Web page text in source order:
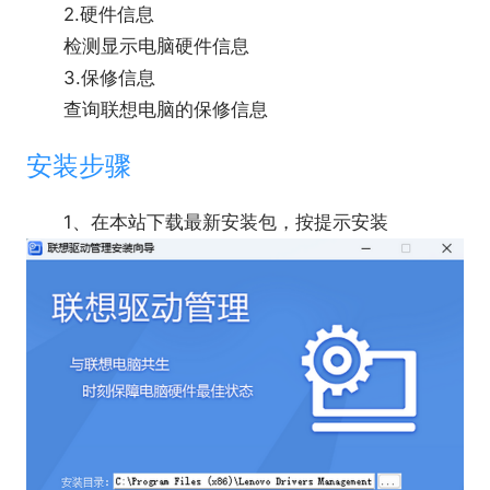
2.硬件信息
检测显示电脑硬件信息
3.保修信息
查询联想电脑的保修信息
安装步骤
1、在本站下载最新安装包，按提示安装